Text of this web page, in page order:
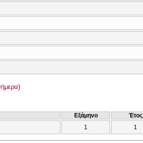
Εξάμηνο Έτος
1 1